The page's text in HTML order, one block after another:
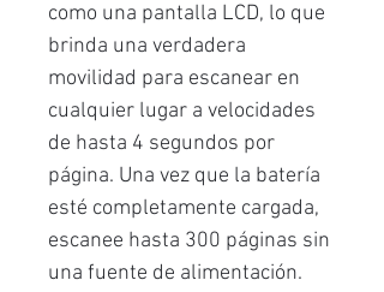
como una pantalla LCD, lo que
brinda una verdadera
movilidad para escanear en
cualquier lugar a velocidades
de hasta 4 segundos por
página. Una vez que la batería
esté completamente cargada,
escanee hasta 300 páginas sin
una fuente de alimentación.